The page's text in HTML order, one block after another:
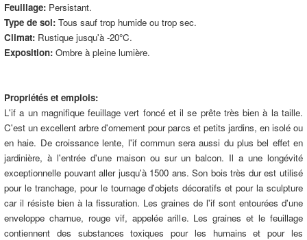
Feuillage: Persistant.
Type de sol: Tous sauf trop humide ou trop sec.
Climat: Rustique jusqu'à -20°C.
Exposition: Ombre à pleine lumière.
Propriétés et emplois:
L'if a un magnifique feuillage vert foncé et il se prête très bien à la taille.
C'est un excellent arbre d'ornement pour parcs et petits jardins, en isolé ou
en haie. De croissance lente, l'if commun sera aussi du plus bel effet en
jardinière, à l'entrée d'une maison ou sur un balcon. Il a une longévité
exceptionnelle pouvant aller jusqu'à 1500 ans. Son bois très dur est utilisé
pour le tranchage, pour le tournage d'objets décoratifs et pour la sculpture
car il résiste bien à la fissuration. Les graines de l'if sont entourées d'une
enveloppe charnue, rouge vif, appelée arille. Les graines et le feuillage
contiennent des substances toxiques pour les humains et pour les